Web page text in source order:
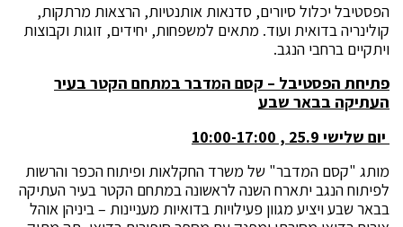
הפסטיבל יכלול סיורים, סדנאות אותנטיות, הרצאות מרתקות,
קולינריה בדואית ועוד. מתאים למשפחות, יחידים, זוגות וקבוצות
ויתקיים ברחבי הנגב.
פתיחת הפסטיבל – קסם המדבר במתחם הקטר בעיר
העתיקה בבאר שבע
יום שלישי 25.9 , 10:00-17:00
מותג "קסם המדבר" של משרד החקלאות ופיתוח הכפר והרשות
לפיתוח הנגב יתארח השנה לראשונה במתחם הקטר בעיר העתיקה
בבאר שבע ויציע מגוון פעילויות בדואיות מעניינות – ביניהן אוהל